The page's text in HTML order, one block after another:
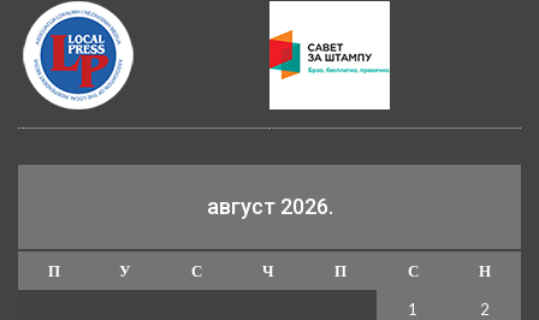
август 2026.
П У С Ч П С
Н
1
2